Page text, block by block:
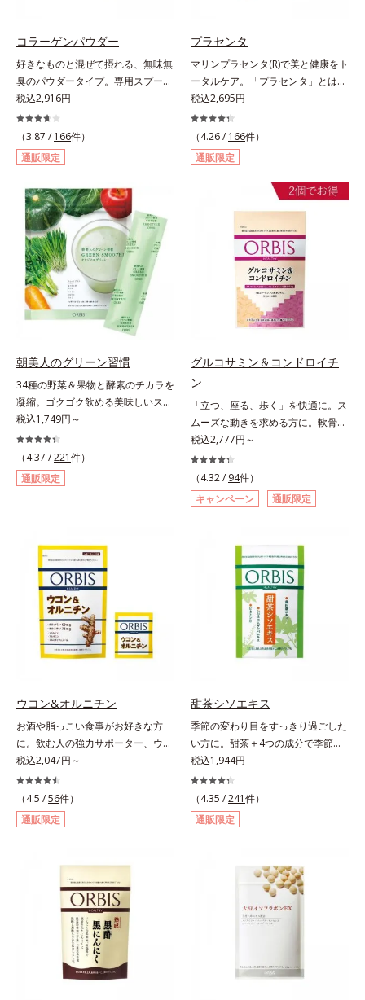
コラーゲンパウダー
好きなものと混ぜて摂れる、無味無
臭のパウダータイプ。専用スプーン
1杯で、ハリと弾力のある毎日に欠
かせない「コラーゲン」5,000㎎を
手軽に摂れる美容パウダーです。無
味無臭で飲み物や料理に影響がな
く、冷たい飲み物にも簡単に溶ける
ます。
税込2,916円
（3.87 / 166件）
通販限定
プラセンタ
マリンプラセンタ(R)で美と健康をト
ータルケア。「プラセンタ」とは、
母から子へ酸素や栄養素をおく
る“胎盤”のこと。豊富な栄養素を含
むプラセンタは、みずみずしい美し
さや元気を求める女性の間で大きな
注目を集めている成分です。豚由来
のプラセンタが多い中、オルビスは
鮭由来のプラセンタを採用しまし
るエラスチンのほか、うるおいをキ
ープするヒアルロン酸、コラーゲ
ン、みずみずしさをアシストするコ
ンドロイチン硫酸など、美しさに磨
きをかける6成分をぎゅっと凝縮。
吸収もスムーズです。
税込2,695円
（4.26 / 166件）
通販限定
朝美人のグリーン習慣
34種の野菜＆果物と酵素のチカラを
凝縮。ゴクゴク飲める美味しいスム
ージーでスッキリ生活をサポート。
酵素と野菜＆果物のパワーで、スッ
キリ生活を応援する、粉末状の酵素
スムージーです。赤米や大麦などの
9種の素材を、黒・黄・白の3種の麹
ド・ウィートグラスや緑黄色野菜な
ど、厳選した34種の野菜と果物もた
っぷり入っており、いろいろな素材
を手軽に摂取できます。やすらぎの
ローズマリーとペパーミントの2種
のハーブも入っています。豆乳また
は水と混ぜるだけの簡単スムージー
税込1,749円～
（4.37 /221件）
通販限定
グルコサミン＆コンドロイチ
ン
「立つ、座る、歩く」を快適に。ス
ムーズな動きを求める方に。軟骨の
構成成分のもととなるグルコサミン
は体内でも作られますが、加齢とと
もに分解が進行してしまいます。そ
こで、オルビスは軟骨成分にこだわ
りました。6粒中にグルコサミンを
るサメの軟骨成分のコンドロイチン
硫酸を120mg配合。ふしぶしに大
切なⅡ型コラーゲンをプラスし、ス
ムーズな動きをサポートします。そ
れらに加え、ハス胚芽エキス、生姜
エキスも配合。女性想いのサポート
植物素材で、毎日の快適をサポート
します。飲みやすさにもこだわりま
ることにより特有臭を軽減。粒も小
さくなっています。年齢を重ねても
ハツラツと歩きたい方、よくスポー
ツをする方にもおすすめです。ふし
ぶしが気になったら、軟骨成分に注
目し、毎日に摂り入れて快適に過ご
してみませんか。
税込2,777円～
（4.32 / 94件）
キャンペーン
通販限定
ウコン&オルニチン
お酒や脂っこい食事がお好きな方
に。飲む人の強力サポーター、ウコ
ンの中でも特有成分「クルクミン」
を豊富に含む秋ウコンを使用しまし
た。2粒で60mｇも摂れるので、翌
日も朝からさわやかに活動できま
す。さらに、ウコンと並んで飲む人
「オルニチン」を配合しました。し
じみ約200個分*相当のオルニチン
が、アルギニン、シトルリンととも
に働いて、内側からの立ち直りをし
っかりサポートします。お酒や脂っ
こい食事をした翌日の体調を整えた
い方におすすめのサプリメントで
す。＊オルビス調べ
税込2,047円～
（4.5 /56件）
通販限定
甜茶シソエキス
季節の変わり目をすっきり過ごした
い方に。甜茶＋4つの成分で季節に
負けない健康づくりを。GODポリ
フェノールを含むバラ科の甜茶に加
え、3種の植物成分（シソ種子エキ
ス、シジュウムグァバエキス、黄杞
葉エキス）とビタミンEを配合しま
作用。眠くなることもないので、仕
事はもちろん車を運転するときにも
大丈夫。いつでも気軽に摂れます。
気になる不快感に直接アプローチし
開けるのがコワイ」「ティッシュと
マスクが手放せない」「買い物に行
税込1,944円
（4.35 /241件）
通販限定